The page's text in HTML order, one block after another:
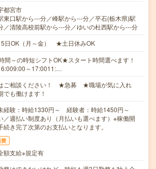
都宮市
東口駅から---分／峰駅から---分／平石(栃木県)駅
／清陵高校前駅から---分／ゆいの杜西駅から---分
5日OK（月～金） ★土日休みOK
間～の時短シフトOK★スタート時間選べます！
～17:0011:…
ご相談ください！ ★急募 ★職場が気に入れ
でも働けます！
経験：時給1330円～ 経験者：時給1450円～
週払い制度あり（月払いも選べます）※稼働開
続き完了次第のお支払いとなります。
額支給※規定有